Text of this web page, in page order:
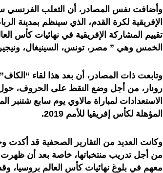
وأضافت نفس المصادر، أن الثعلب الفرنسي
تقييم المشاركة الإفريقية في نهائيات كأس
الخمس وهي ” مصر، تونس، السينيغال،
وتابعت ذات المصادر، أن بعد هذا لقاء
رونار، من أجل وضع النقط على الحروف، حول
الاستعدادات لمباراة مالاوي يوم سابع شتنبر
المؤهلة لكأس إفريقيا للأمم 2019.
وكانت العديد من التقارير الصحفية قد أكدت
من أجل تدريب منتخباتها، خاصة بعد أن
معهم في بلوغ نهائيات كأس العالم بروسيا،